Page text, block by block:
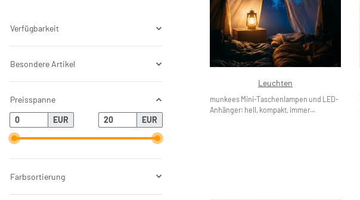
Leuchten
munkees Mini-Taschenlampen und LED-
Anhänger: hell, kompakt, immer...
Verfügbarkeit
Besondere Artikel
Preisspanne
EUR EUR
Farbsortierung